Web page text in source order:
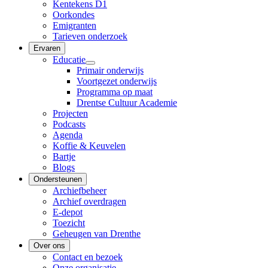
Kentekens D1
Oorkondes
Emigranten
Tarieven onderzoek
Ervaren
Educatie
Primair onderwijs
Voortgezet onderwijs
Programma op maat
Drentse Cultuur Academie
Projecten
Podcasts
Agenda
Koffie & Keuvelen
Bartje
Blogs
Ondersteunen
Archiefbeheer
Archief overdragen
E-depot
Toezicht
Geheugen van Drenthe
Over ons
Contact en bezoek